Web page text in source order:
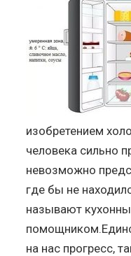
изобретением
человека сильно
невозможно
где бы не
называют
на нас прогресс,